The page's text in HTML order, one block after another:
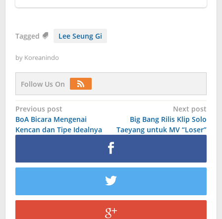
Tagged Lee Seung Gi
by Koreanindo
Follow Us On
Post
navigation
Previous post
BoA Bicara Mengenai
Kencan dan Tipe Idealnya
Next post
Big Bang Rilis Klip Solo
Taeyang untuk MV “Loser”